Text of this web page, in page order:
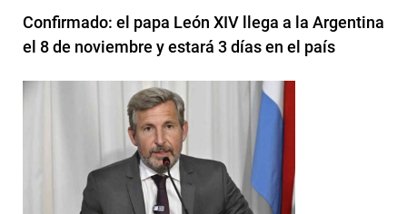
Confirmado: el papa León XIV llega a la Argentina
el 8 de noviembre y estará 3 días en el país